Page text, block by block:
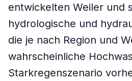
entwickelten Weiler und
hydrologische und
die je nach Region und
wahrscheinliche
Starkregenszenario